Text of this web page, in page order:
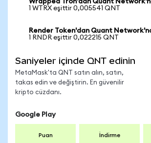
Wrapped Tron'dan Quant
1 WTRX eşittir 0,005541 QNT
Render Token'dan Quant
1 RNDR eşittir 0,022215 QNT
Saniyeler içinde QNT edinin
MetaMask'ta QNT satın alın, satın,
takas edin ve değiştirin. En güvenilir
kripto cüzdanı.
Google Play
Puan İndirme